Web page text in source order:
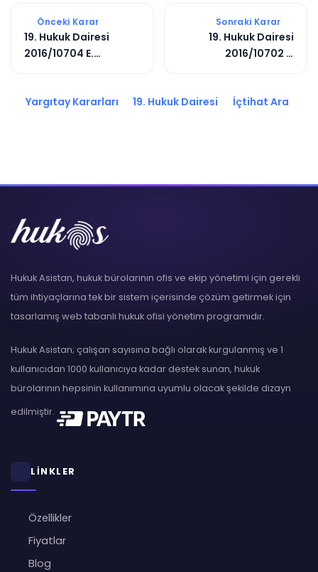
Önceki Karar
19. Hukuk Dairesi
2016/10704 E.
Sonraki Karar
19. Hukuk Dairesi
2016/10702 E.
Yargıtay Kararları 19. Hukuk Dairesi İçtihat Ara
Hukuk Asistan, hukuk bürolarının ofis ve ekip yönetimi için gerekli
tüm ihtiyaçlarına tek bir sistem içerisinde çözüm getirmek için
tasarlamış web tabanlı hukuk ofisi yönetim programıdır.
Hukuk Asistan; çalışan sayısına bağlı olarak kurgulanmış ve 1
kullanıcıdan 1000 kullanıcıya kadar destek sunan, hukuk
bürolarının hepsinin kullanımına uyumlu olacak şekilde dizayn
edilmiştir.
LİNKLER
Özellikler
Fiyatlar
Blog